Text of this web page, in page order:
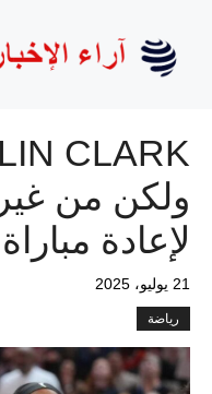
المحتوى
ولكن من
لإعادة
21 يوليو، 2025
رياضة